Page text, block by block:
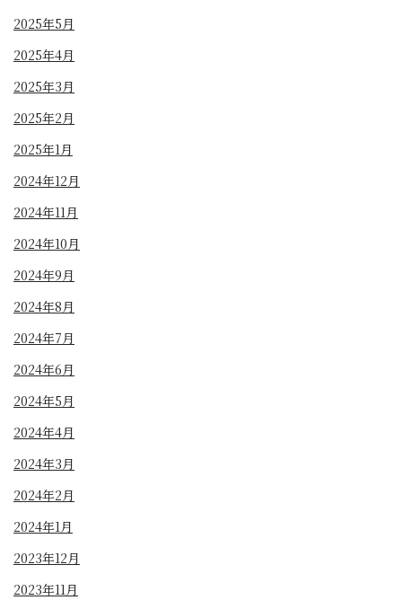
2025年5月
2025年4月
2025年3月
2025年2月
2025年1月
2024年12月
2024年11月
2024年10月
2024年9月
2024年8月
2024年7月
2024年6月
2024年5月
2024年4月
2024年3月
2024年2月
2024年1月
2023年12月
2023年11月